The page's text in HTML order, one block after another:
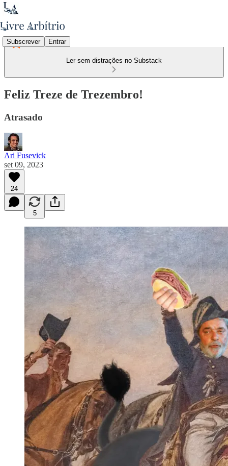
Subscrever Entrar
Ler sem distrações no Substack
Feliz Treze de Trezembro!
Atrasado
Ari Fusevick
set 09, 2023
24
5